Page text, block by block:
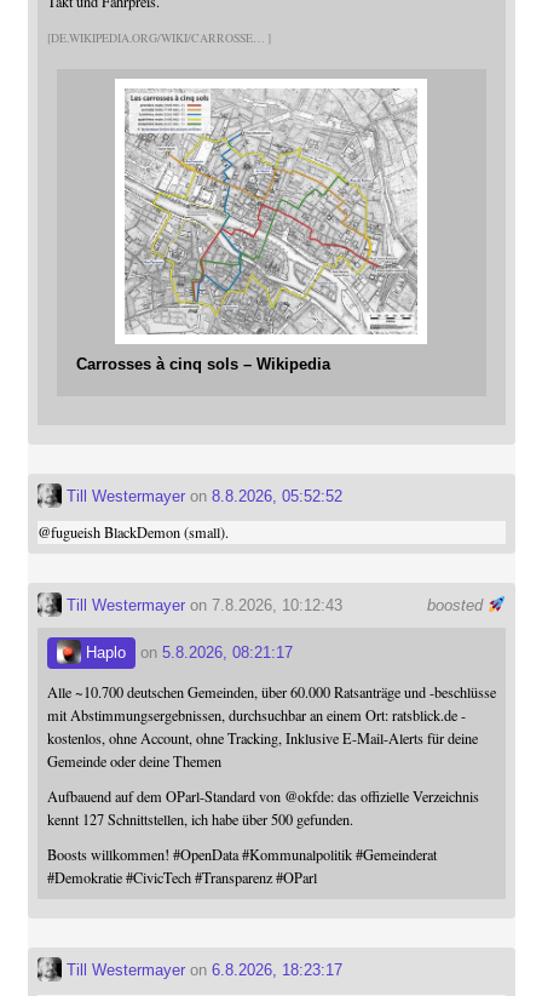
DE.WIKIPEDIA.ORG/WIKI/CARROSSE
Carrosses à cinq sols – Wikipedia
Till Westermayeron 8.8.2026, 05:52:52
@fugueishBlackDemon (small).
boosted
Till Westermayeron 7.8.2026, 10:12:43
Haplo on 5.8.2026, 08:21:17
Alle ~10.700 deutschen Gemeinden, über 60.000 Ratsanträge und -beschlüsse
mit Abstimmungsergebnissen, durchsuchbar an einem Ort: ratsblick.de -
kostenlos, ohne Account, ohne Tracking, Inklusive E-Mail-Alerts für deine
Gemeinde oder deine Themen
Aufbauend auf dem OParl-Standard von @okfde: das offizielle Verzeichnis
kennt 127 Schnittstellen, ich habe über 500 gefunden.
Boosts willkommen! #OpenData #Kommunalpolitik #Gemeinderat
#Demokratie #CivicTech #Transparenz #OParl
Till Westermayeron 6.8.2026, 18:23:17